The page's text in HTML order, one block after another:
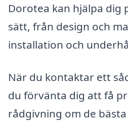
Dorotea kan hjälpa dig
sätt, från design och
installation och
När du kontaktar ett
du förvänta dig att få
rådgivning om de